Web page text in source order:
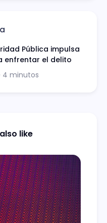
Pública impulsa
enfrentar el delito
4 minutos
like